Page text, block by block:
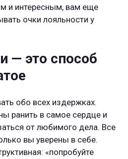
и интересным, вам еще
очки лояльности у
— это способ
обо всех издержках.
ранить в самое сердце и
от любимого дела. Все
вы уверены в себе.
«попробуйте